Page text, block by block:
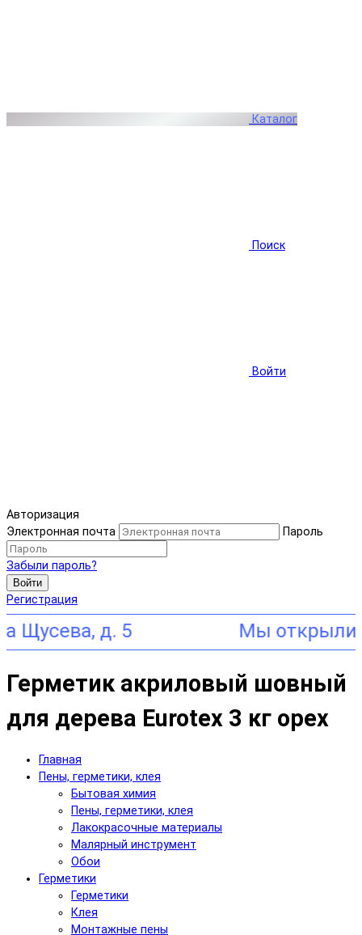
Каталог
Поиск
Войти
Авторизация
Электронная почта
Пароль
Забыли пароль?
Войти
Регистрация
д. 5
Герметик акриловый шовный
для дерева Eurotex 3 кг орех
Главная
Пены, герметики, клея
Бытовая химия
Пены, герметики, клея
Лакокрасочные материалы
Малярный инструмент
Обои
Герметики
Герметики
Клея
Монтажные пены